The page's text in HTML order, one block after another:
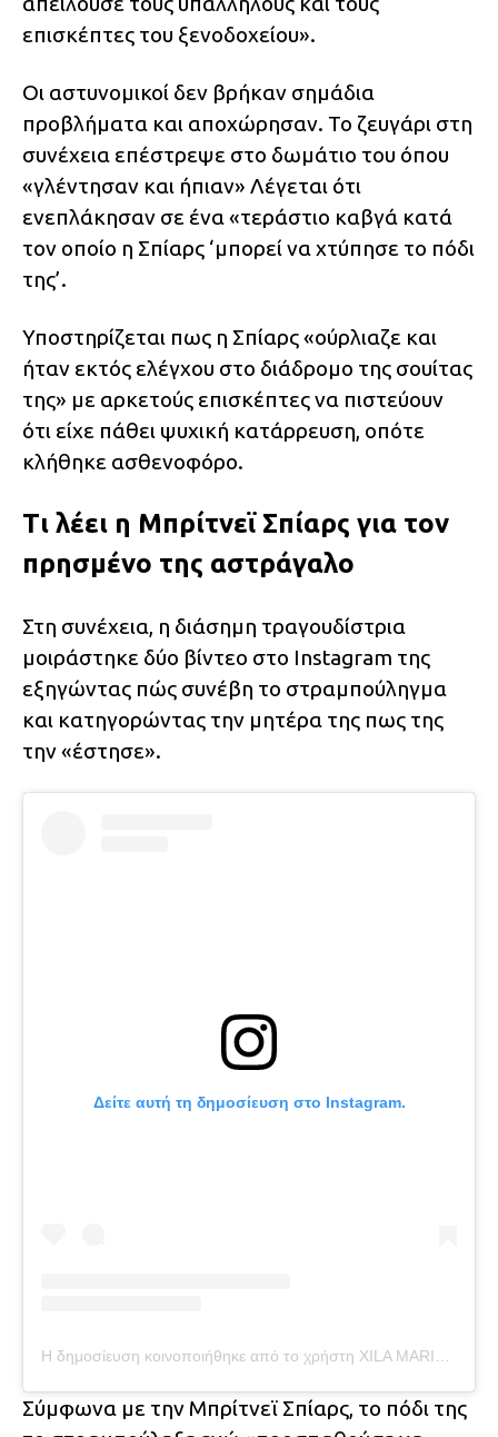
επισκέπτες του ξενοδοχείου».
Οι αστυνομικοί δεν βρήκαν σημάδια
προβλήματα και αποχώρησαν. Το ζευγάρι στη
συνέχεια επέστρεψε στο δωμάτιο του όπου
«γλέντησαν και ήπιαν» Λέγεται ότι
ενεπλάκησαν σε ένα «τεράστιο καβγά κατά
τον οποίο η Σπίαρς ‘μπορεί να χτύπησε το πόδι
της’.
Υποστηρίζεται πως η Σπίαρς «ούρλιαζε και
ήταν εκτός ελέγχου στο διάδρομο της σουίτας
της» με αρκετούς επισκέπτες να πιστεύουν
ότι είχε πάθει ψυχική κατάρρευση, οπότε
κλήθηκε ασθενοφόρο.
Τι λέει η Μπρίτνεϊ Σπίαρς για τον
πρησμένο της αστράγαλο
Στη συνέχεια, η διάσημη τραγουδίστρια
μοιράστηκε δύο βίντεο στο Instagram της
εξηγώντας πώς συνέβη το στραμπούληγμα
και κατηγορώντας την μητέρα της πως της
την «έστησε».
Δείτε αυτή τη δημοσίευση στο Instagram.
Σύμφωνα με την Μπρίτνεϊ Σπίαρς, το πόδι της